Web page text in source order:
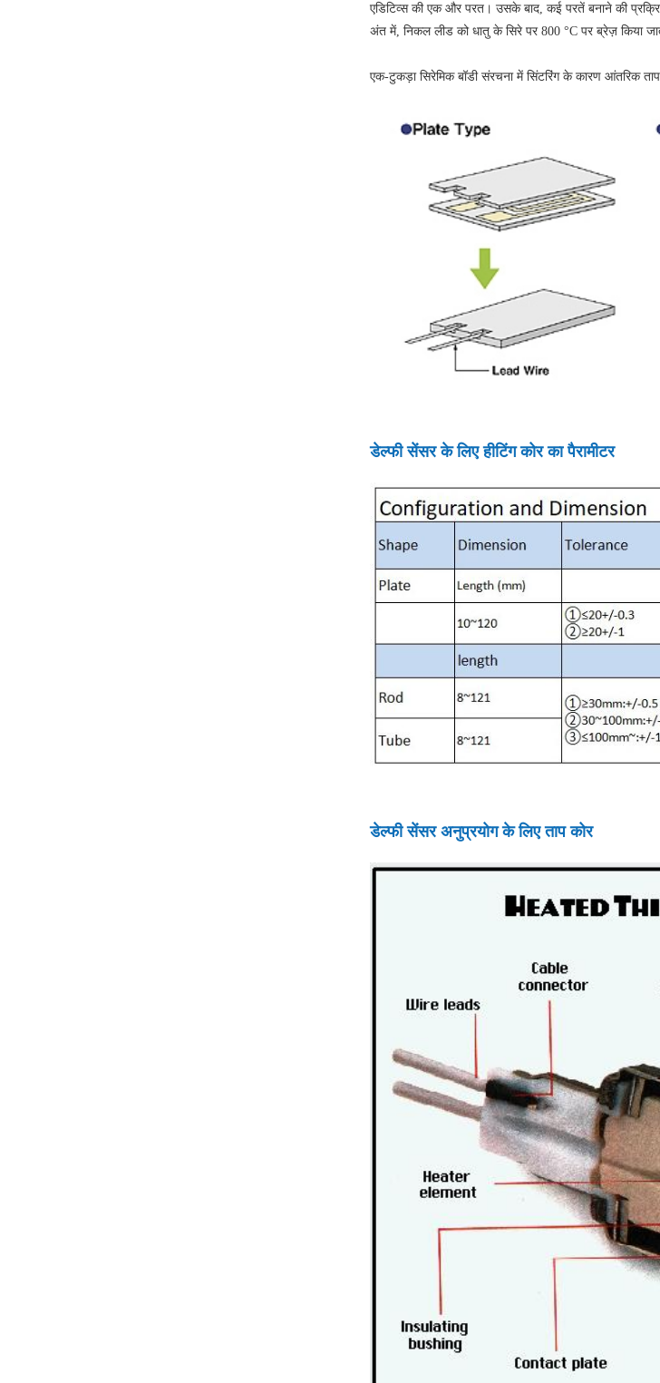
एडिटिव्स की एक और परत। उसके बाद, कई परतें बनाने की
अंत में, निकल लीड को धातु के सिरे पर 800 °C पर ब्रेज़ किया
एक-टुकड़ा सिरेमिक बॉडी संरचना में सिंटरिंग के कारण आंतरिक
डेल्फी सेंसर के लिए हीटिंग कोर का पैरामीटर
डेल्फी सेंसर अनुप्रयोग के लिए ताप कोर